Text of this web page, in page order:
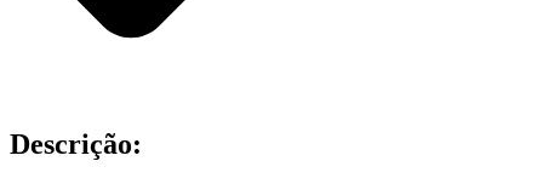
Descrição: